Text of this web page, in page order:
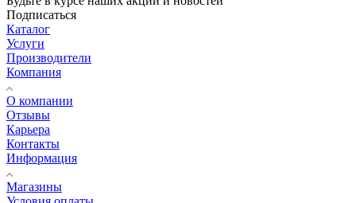
Подписаться
Каталог
Услуги
Производители
Компания
О компании
Отзывы
Карьера
Контакты
Информация
Магазины